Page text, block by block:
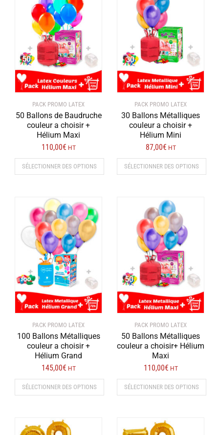
PACK PROMO LATEX
50 Ballons de Baudruche
couleur a choisir +
Hélium Maxi
110,00€ HT
SÉLECTIONNER DES OPTIONS
PACK PROMO LATEX
30 Ballons Métalliques
couleur a choisir +
Hélium Mini
87,00€ HT
SÉLECTIONNER DES OPTIONS
PACK PROMO LATEX
100 Ballons Métalliques
couleur a choisir +
Hélium Grand
145,00€ HT
SÉLECTIONNER DES OPTIONS
PACK PROMO LATEX
50 Ballons Métalliques
couleur a choisir+ Hélium
Maxi
110,00€ HT
SÉLECTIONNER DES OPTIONS